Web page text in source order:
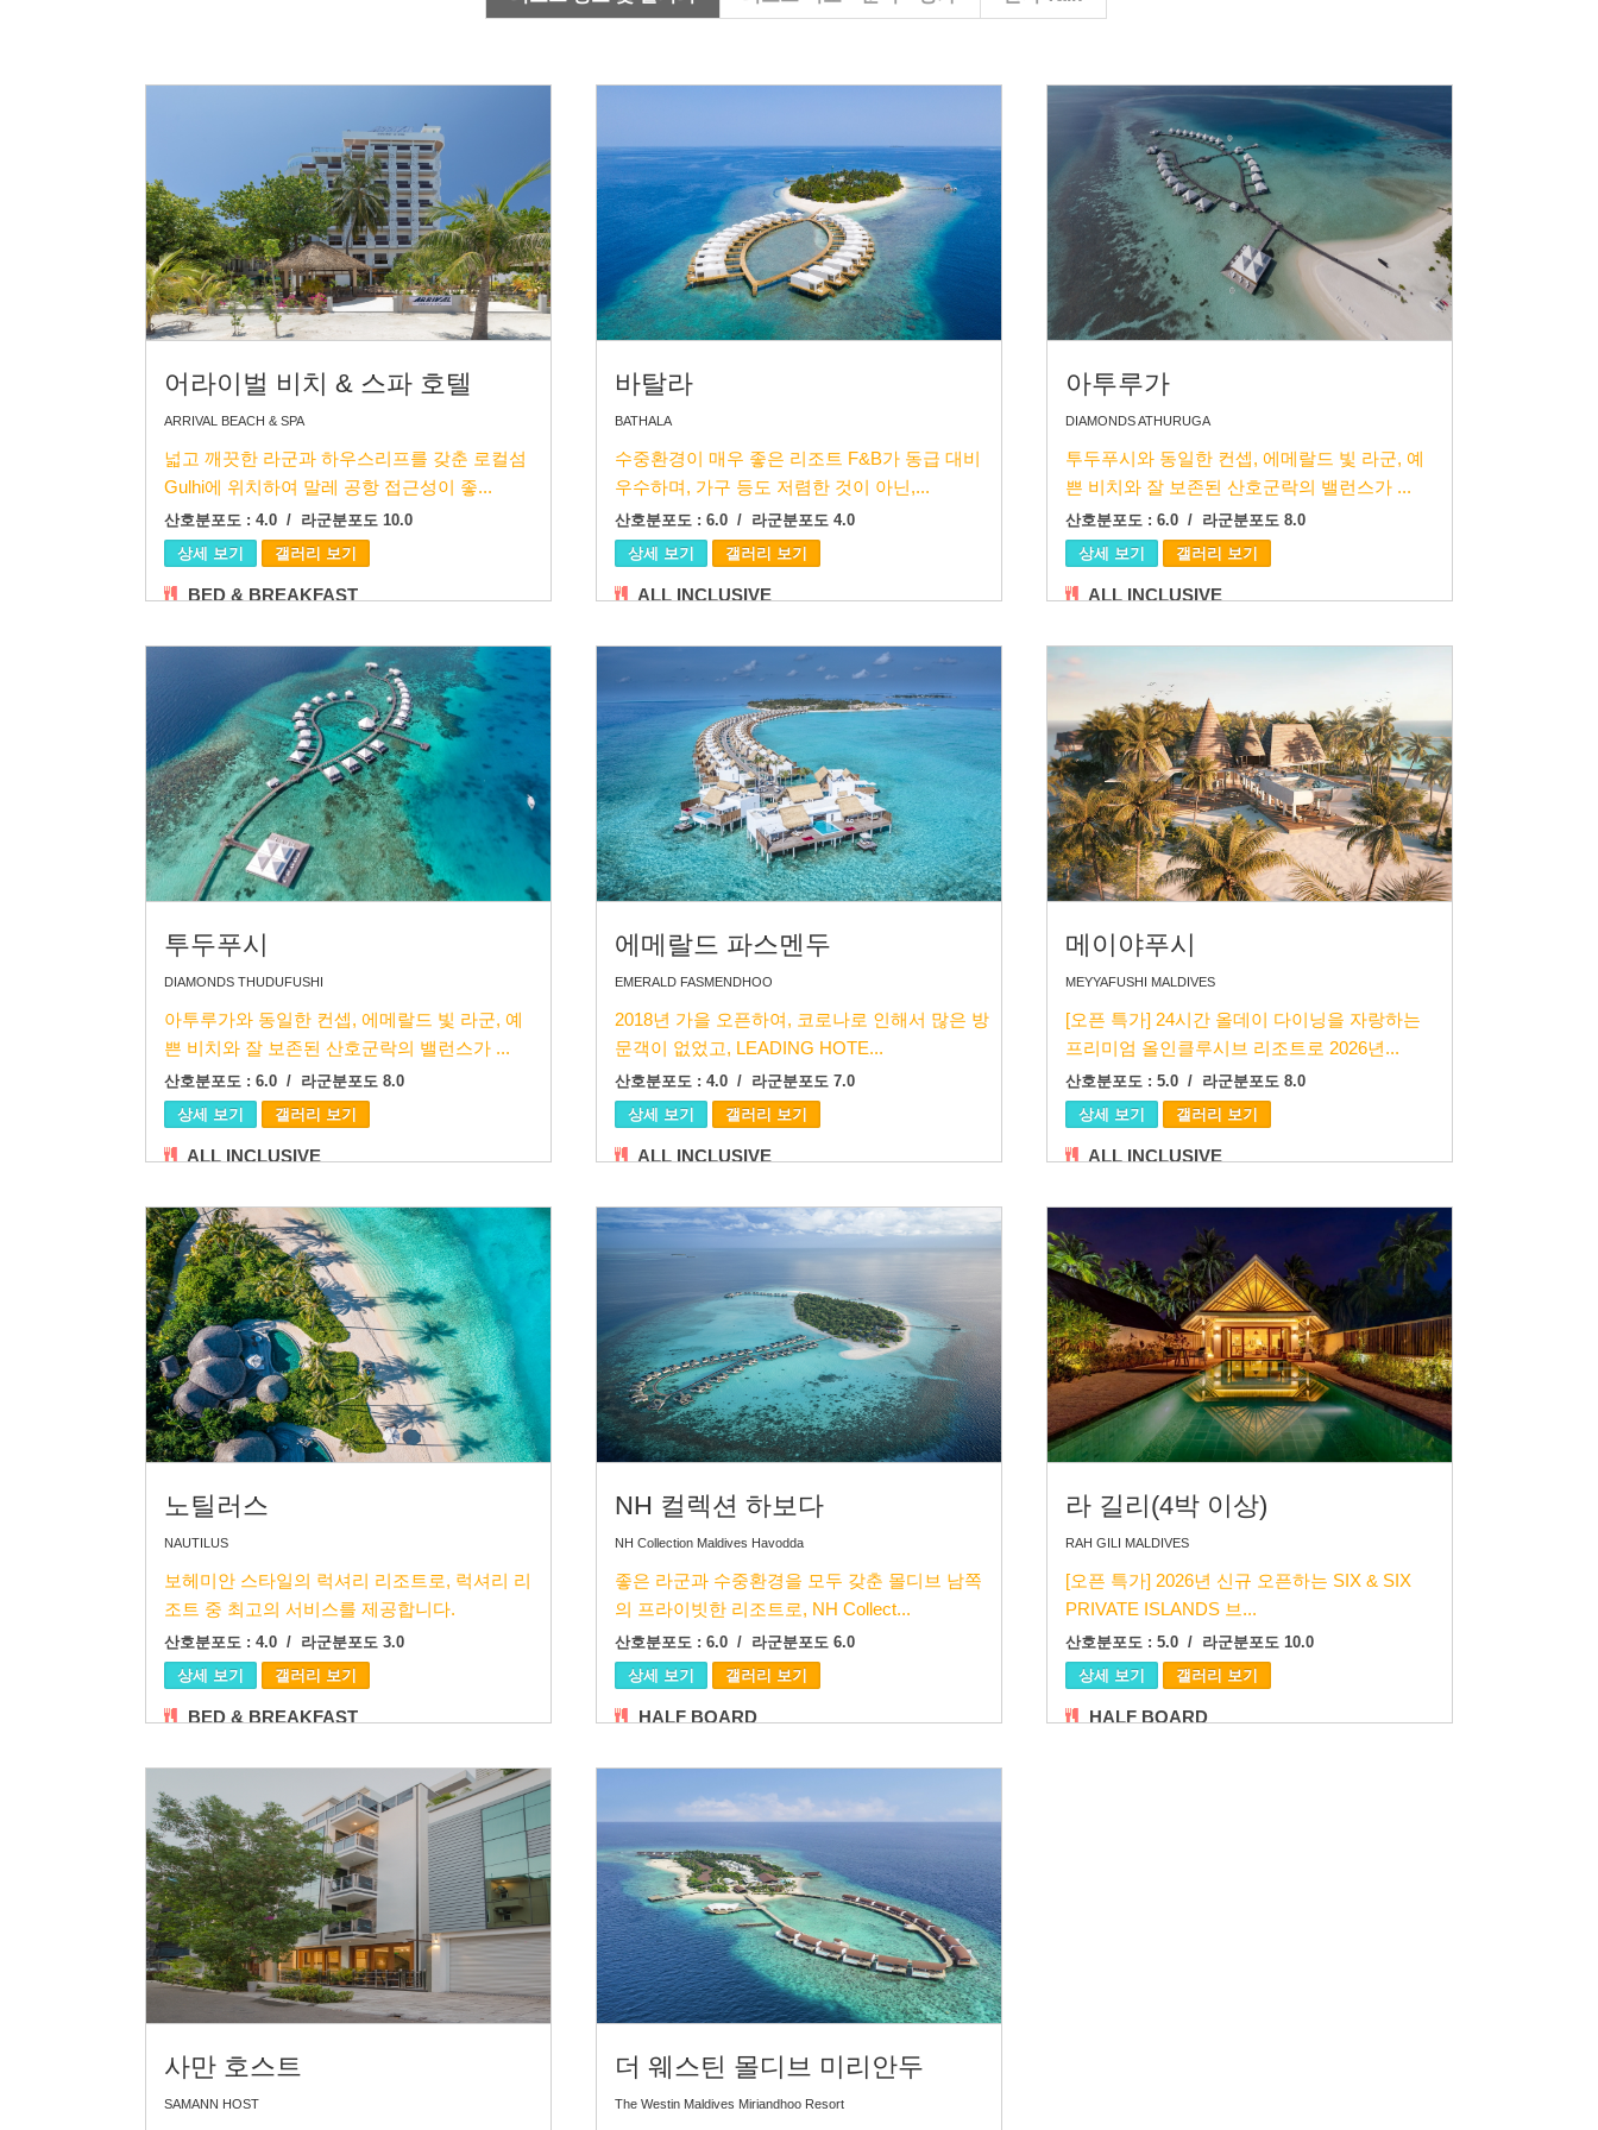
어라이벌 비치 & 스파 호텔
ARRIVAL BEACH & SPA
넓고 깨끗한 라군과 하우스리프를 갖춘 로컬섬
Gulhi에 위치하여 말레 공항 접근성이 좋...
산호분포도 : 4.0 / 라군분포도 10.0
상세 보기
갤러리 보기
BED & BREAKFAST
바탈라
BATHALA
수중환경이 매우 좋은 리조트 F&B가 동급 대비
우수하며, 가구 등도 저렴한 것이 아닌,...
산호분포도 : 6.0 / 라군분포도 4.0
상세 보기
갤러리 보기
ALL INCLUSIVE
아투루가
DIAMONDS ATHURUGA
투두푸시와 동일한 컨셉, 에메랄드 빛 라군, 예
쁜 비치와 잘 보존된 산호군락의 밸런스가 ...
산호분포도 : 6.0 / 라군분포도 8.0
상세 보기
갤러리 보기
ALL INCLUSIVE
투두푸시
DIAMONDS THUDUFUSHI
아투루가와 동일한 컨셉, 에메랄드 빛 라군, 예
쁜 비치와 잘 보존된 산호군락의 밸런스가 ...
산호분포도 : 6.0 / 라군분포도 8.0
상세 보기
갤러리 보기
ALL INCLUSIVE
에메랄드 파스멘두
EMERALD FASMENDHOO
2018년 가을 오픈하여, 코로나로 인해서 많은 방
문객이 없었고, LEADING HOTE...
산호분포도 : 4.0 / 라군분포도 7.0
상세 보기
갤러리 보기
ALL INCLUSIVE
메이야푸시
MEYYAFUSHI MALDIVES
[오픈 특가] 24시간 올데이 다이닝을 자랑하는
프리미엄 올인클루시브 리조트로 2026년...
산호분포도 : 5.0 / 라군분포도 8.0
상세 보기
갤러리 보기
ALL INCLUSIVE
노틸러스
NAUTILUS
보헤미안 스타일의 럭셔리 리조트로, 럭셔리 리
조트 중 최고의 서비스를 제공합니다.
산호분포도 : 4.0 / 라군분포도 3.0
상세 보기
갤러리 보기
BED & BREAKFAST
NH 컬렉션 하보다
NH Collection Maldives Havodda
좋은 라군과 수중환경을 모두 갖춘 몰디브 남쪽
의 프라이빗한 리조트로, NH Collect...
산호분포도 : 6.0 / 라군분포도 6.0
상세 보기
갤러리 보기
HALF BOARD
라 길리(4박 이상)
RAH GILI MALDIVES
[오픈 특가] 2026년 신규 오픈하는 SIX & SIX
PRIVATE ISLANDS 브...
산호분포도 : 5.0 / 라군분포도 10.0
상세 보기
갤러리 보기
HALF BOARD
사만 호스트
SAMANN HOST
더 웨스틴 몰디브 미리안두
The Westin Maldives Miriandhoo Resort